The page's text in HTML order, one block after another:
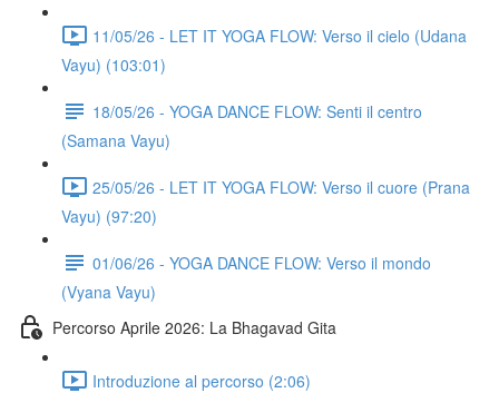
11/05/26 - LET IT YOGA FLOW: Verso il cielo (Udana
Vayu) (103:01)
18/05/26 - YOGA DANCE FLOW: Senti il centro
(Samana Vayu)
25/05/26 - LET IT YOGA FLOW: Verso il cuore (Prana
Vayu) (97:20)
01/06/26 - YOGA DANCE FLOW: Verso il mondo
(Vyana Vayu)
Percorso Aprile 2026: La Bhagavad Gita
Introduzione al percorso (2:06)